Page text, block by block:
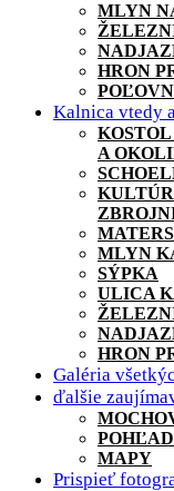
MLYN
HRON
Kalnica vtedy
A
MLYN
SÝPKA
ULICA
HRON
Galéria
ďalšie
MAPY
Prispieť